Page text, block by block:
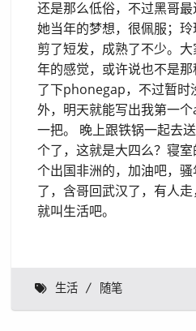
还是那么低俗，不过黑哥
她当年的梦想，很佩服；
剪了短发，成熟了不少。
年的感觉，或许说也不是
了下phonegap，不过暂时
外，明天就能写出我第一
一把。 晚上跟铁锅一起去
个了，这就是大四么？寝
个出国非洲的，加油吧，
了，含哥回武汉了，有人
就叫生活吧。
生活 随笔